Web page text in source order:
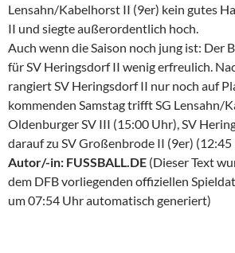
Lensahn/Kabelhorst II (9er) kein gutes
II und siegte außerordentlich hoch.
Auch wenn die Saison noch jung ist: Der
für SV Heringsdorf II wenig erfreulich.
rangiert SV Heringsdorf II nur noch auf
kommenden Samstag trifft SG Lensahn/
Oldenburger SV III (15:00 Uhr), SV
darauf zu SV Großenbrode II (9er) (12:45
Autor/-in: FUSSBALL.DE (Dieser Text
dem DFB vorliegenden offiziellen
um 07:54 Uhr automatisch generiert)